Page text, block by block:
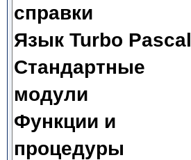
справки
Язык Turbo Pascal
Стандартные
модули
Функции и
процедуры